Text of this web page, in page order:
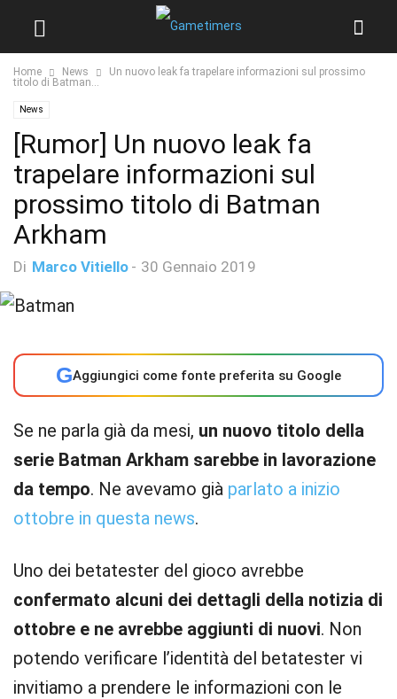
Home News
Un nuovo leak fa trapelare informazioni sul prossimo
titolo di Batman...
News
[Rumor] Un nuovo leak fa
trapelare informazioni sul
prossimo titolo di Batman
Arkham
Di Marco Vitiello - 30 Gennaio 2019
GAggiungici come fonte preferita su Google
Se ne parla già da mesi, un nuovo titolo della
serie Batman Arkham sarebbe in lavorazione
da tempo. Ne avevamo già parlato a inizio
ottobre in questa news.
Uno dei betatester del gioco avrebbe
confermato alcuni dei dettagli della notizia di
ottobre e ne avrebbe aggiunti di nuovi. Non
potendo verificare l’identità del betatester vi
invitiamo a prendere le informazioni con le